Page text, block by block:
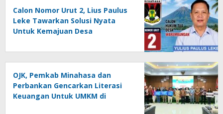
Calon Nomor Urut 2, Lius Paulus
Leke Tawarkan Solusi Nyata
Untuk Kemajuan Desa
OJK, Pemkab Minahasa dan
Perbankan Gencarkan Literasi
Keuangan Untuk UMKM di